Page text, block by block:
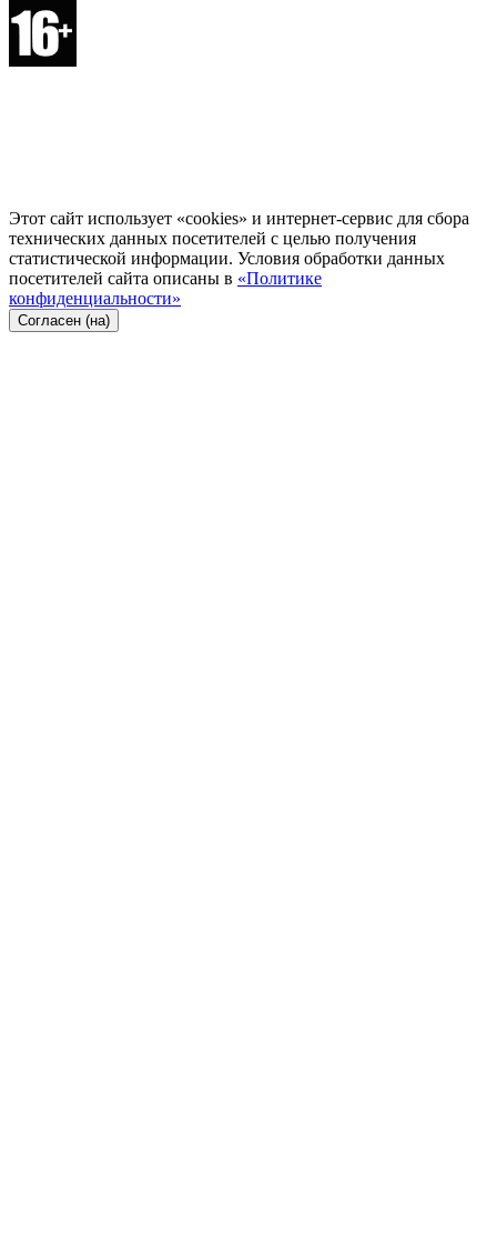
Этот сайт использует «cookies» и интернет-сервис для сбора
технических данных посетителей с целью получения
статистической информации. Условия обработки данных
посетителей сайта описаны в «Политике
конфиденциальности»
Согласен (на)